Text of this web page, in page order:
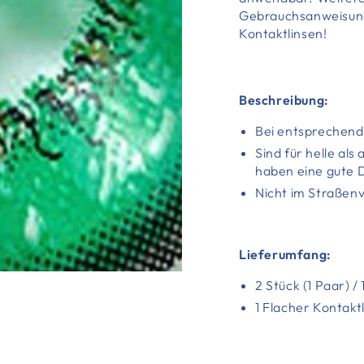
Kontaktlinsen!
Beschreibung:
Bei
Sind für helle als
haben eine gute
Nicht im
Lieferumfang:
2 Stück (1 Paar)
1 Flacher